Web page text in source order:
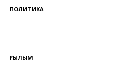
ПОЛИТИКА
ҒЫЛЫМ